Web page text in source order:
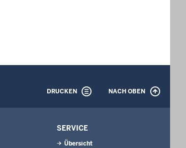
DRUCKEN NACH OBEN
SERVICE
Übersicht